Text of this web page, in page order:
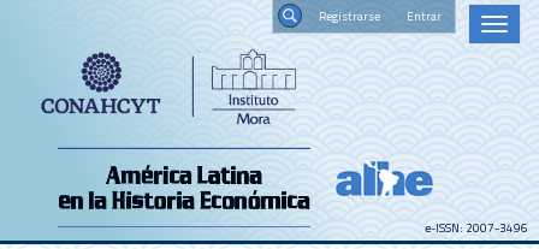
Contenido
principal
Barra
Toggle
e-ISSN: 2007-3496